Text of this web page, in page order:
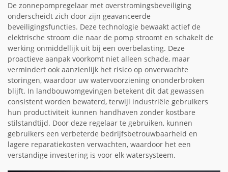
De zonnepompregelaar met overstromingsbeveiliging
onderscheidt zich door zijn geavanceerde
beveiligingsfuncties. Deze technologie bewaakt actief de
elektrische stroom die naar de pomp stroomt en schakelt de
werking onmiddellijk uit bij een overbelasting. Deze
proactieve aanpak voorkomt niet alleen schade, maar
vermindert ook aanzienlijk het risico op onverwachte
storingen, waardoor uw watervoorziening ononderbroken
blijft. In landbouwomgevingen betekent dit dat gewassen
consistent worden bewaterd, terwijl industriële gebruikers
hun productiviteit kunnen handhaven zonder kostbare
stilstandtijd. Door deze regelaar te gebruiken, kunnen
gebruikers een verbeterde bedrijfsbetrouwbaarheid en
lagere reparatiekosten verwachten, waardoor het een
verstandige investering is voor elk watersysteem.